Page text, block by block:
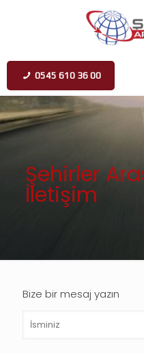
0545 610 36 00
Şehirler
İletişim
Bize bir mesaj yazın